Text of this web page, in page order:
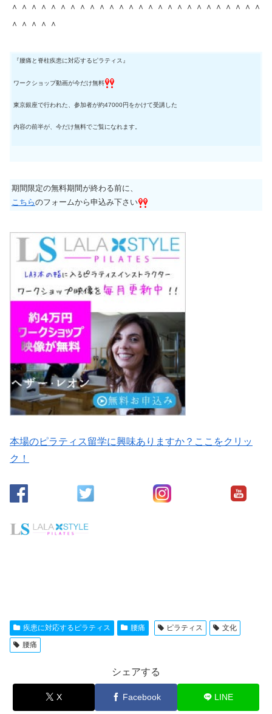
＾＾＾＾＾＾＾＾＾＾＾＾＾＾＾＾＾＾＾＾＾＾＾＾＾＾
＾＾＾＾＾
『腰痛と脊柱疾患に対応するピラティス』
ワークショップ動画が今だけ無料
東京銀座で行われた、参加者が約47000円をかけて受講した
内容の前半が、今だけ無料でご覧になれます。
期間限定の無料期間が終わる前に、
こちらのフォームから申込み下さい
本場のピラティス留学に興味ありますか？ここをクリッ
ク！
疾患に対応するピラティス 腰痛 ピラティス
文化
腰痛
シェアする
X Facebook LINE